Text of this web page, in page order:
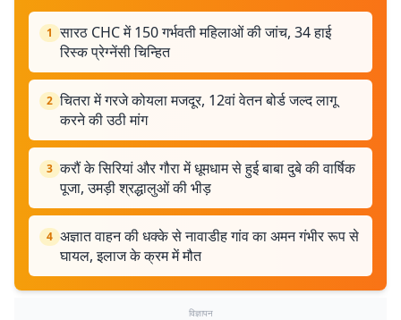
1 सारठ CHC में 150 गर्भवती महिलाओं की जांच, 34 हाई
रिस्क प्रेग्नेंसी चिन्हित
2 चितरा में गरजे कोयला मजदूर, 12वां वेतन बोर्ड जल्द लागू
करने की उठी मांग
3 करौं के सिरियां और गौरा में धूमधाम से हुई बाबा दुबे की वार्षिक
पूजा, उमड़ी श्रद्धालुओं की भीड़
4 अज्ञात वाहन की धक्के से नावाडीह गांव का अमन गंभीर रूप से
घायल, इलाज के क्रम में मौत
विज्ञापन